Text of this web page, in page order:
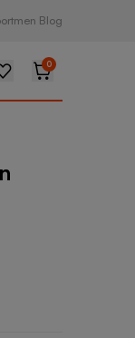
Blog
0